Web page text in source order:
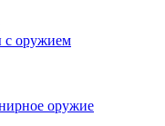
с оружием
оружие